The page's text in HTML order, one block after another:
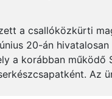
a csallóközkürti
20-án
a korábban működő
Az